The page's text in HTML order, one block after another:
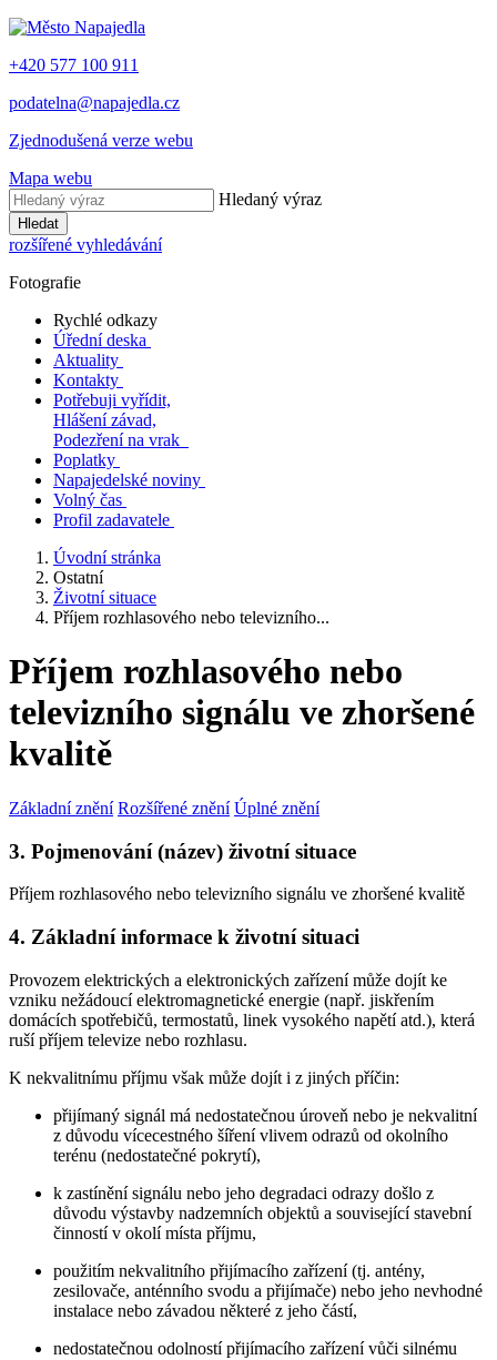
+420 577 100 911
podatelna@napajedla.cz
Zjednodušená verze webu
Mapa webu
Hledaný výraz
Hledat
rozšířené vyhledávání
Fotografie
Rychlé odkazy
Úřední deska
Aktuality
Kontakty
Potřebuji vyřídit,
Hlášení závad,
Podezření na vrak
Poplatky
Napajedelské noviny
Volný čas
Profil zadavatele
Úvodní stránka
Ostatní
Životní situace
Příjem rozhlasového nebo televizního...
Příjem rozhlasového nebo
televizního signálu ve zhoršené
kvalitě
Základní znění Rozšířené znění Úplné znění
3. Pojmenování (název) životní situace
Příjem rozhlasového nebo televizního signálu ve zhoršené kvalitě
4. Základní informace k životní situaci
Provozem elektrických a elektronických zařízení může dojít ke
vzniku nežádoucí elektromagnetické energie (např. jiskřením
domácích spotřebičů, termostatů, linek vysokého napětí atd.), která
ruší příjem televize nebo rozhlasu.
K nekvalitnímu příjmu však může dojít i z jiných příčin:
přijímaný signál má nedostatečnou úroveň nebo je nekvalitní
z důvodu vícecestného šíření vlivem odrazů od okolního
terénu (nedostatečné pokrytí),
k zastínění signálu nebo jeho degradaci odrazy došlo z
důvodu výstavby nadzemních objektů a související stavební
činností v okolí místa příjmu,
použitím nekvalitního přijímacího zařízení (tj. antény,
zesilovače, anténního svodu a přijímače) nebo jeho nevhodné
instalace nebo závadou některé z jeho částí,
nedostatečnou odolností přijímacího zařízení vůči silnému